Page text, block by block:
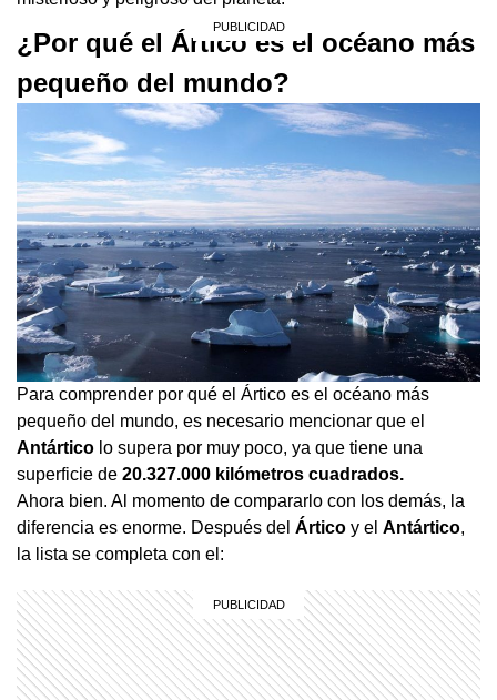
¿Por qué el Ártico es el océano más
pequeño del mundo?
Para comprender por qué el Ártico es el océano más
pequeño del mundo, es necesario mencionar que el
Antártico lo supera por muy poco, ya que tiene una
superficie de 20.327.000 kilómetros cuadrados.
Ahora bien. Al momento de compararlo con los demás, la
diferencia es enorme. Después del Ártico y el Antártico,
la lista se completa con el: